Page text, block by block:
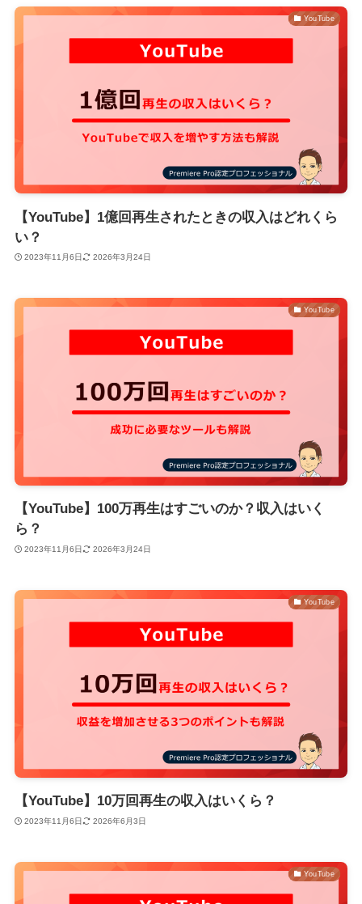
YouTube
【YouTube】1億回再生されたときの収入はどれくら
い？
2023年11月6日 2026年3月24日
YouTube
【YouTube】100万再生はすごいのか？収入はいく
ら？
2023年11月6日 2026年3月24日
YouTube
【YouTube】10万回再生の収入はいくら？
2023年11月6日 2026年6月3日
YouTube